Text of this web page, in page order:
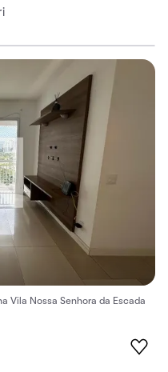
Vila Nossa Senhora da Escada